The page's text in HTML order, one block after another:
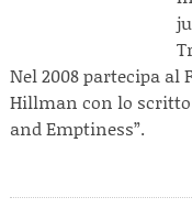
Nel 2008 partecipa al
Hillman con lo scritto
and Emptiness”.